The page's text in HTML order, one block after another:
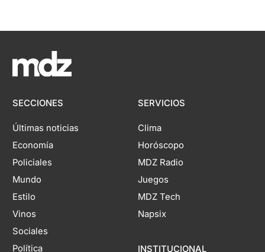
SECCIONES
Últimas noticias
Economía
Policiales
Mundo
Estilo
Vinos
Sociales
Política
SERVICIOS
Clima
Horóscopo
MDZ Radio
Juegos
MDZ Tech
Napsix
INSTITUCIONAL